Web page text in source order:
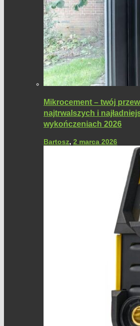
Mikrocement – twój
najtrwalszych i
wykończeniach 2026
Bartosz, 2 marca 2026